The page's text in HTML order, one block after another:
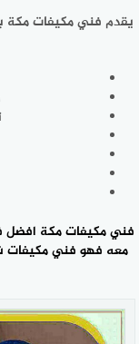
يقدم فني مكيفات مكة
فني مكيفات مكة افضل
معه فهو فني مكيفات